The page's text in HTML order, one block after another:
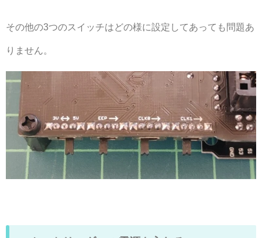
その他の3つのスイッチはどの様に設定してあっても問題あ
りません。